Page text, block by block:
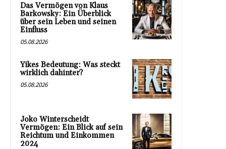
Das Vermögen von Klaus
Barkowsky: Ein Überblick
über sein Leben und seinen
Einfluss
05.08.2026
Yikes Bedeutung: Was steckt
wirklich dahinter?
05.08.2026
Joko Winterscheidt
Vermögen: Ein Blick auf sein
Reichtum und Einkommen
2024